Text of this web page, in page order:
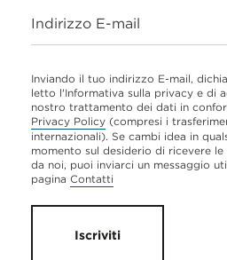
Indirizzo E-mail
Inviando il tuo indirizzo E-mail,
letto l'Informativa sulla privacy e di
nostro trattamento dei dati in
Privacy Policy (compresi i
internazionali). Se cambi idea in
momento sul desiderio di ricevere le
da noi, puoi inviarci un messaggio
pagina Contatti
Iscriviti